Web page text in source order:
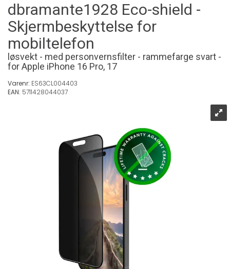
dbramante1928 Eco-shield -
Skjermbeskyttelse for
mobiltelefon
løsvekt - med personvernsfilter - rammefarge svart -
for Apple iPhone 16 Pro, 17
Varenr: ES63CL004403
EAN: 5711428044037